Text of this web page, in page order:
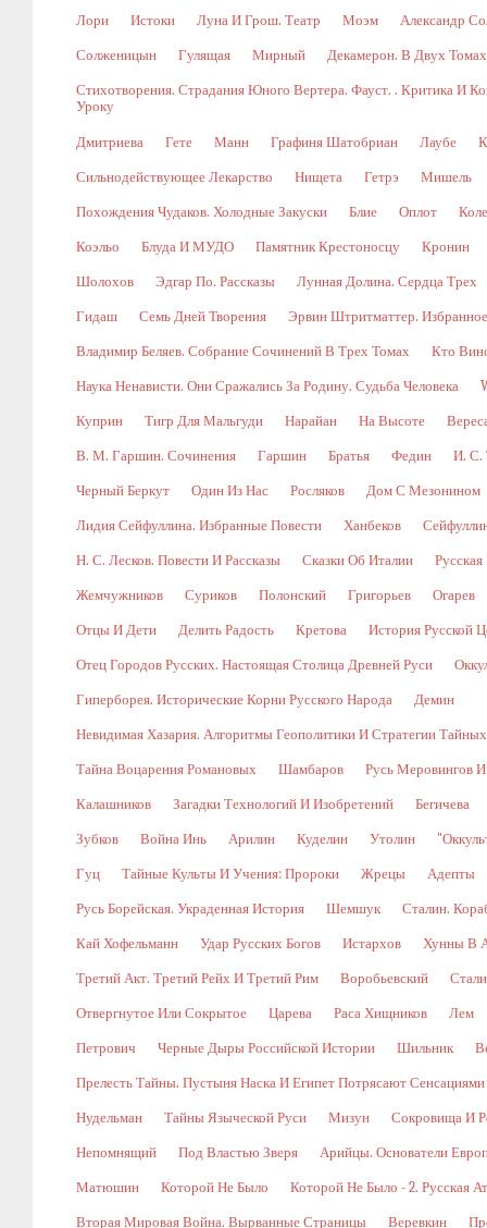
Лори Истоки Луна И Грош. Театр Моэм Александр
Солженицын Гулящая Мирный Декамерон. В Двух
Стихотворения. Страдания Юного Вертера. Фауст. . Критика И
Уроку
Дмитриева Гете Манн Графиня Шатобриан Лаубе
Сильнодействующее Лекарство Нищета Гетрэ Мишель
Похождения Чудаков. Холодные Закуски Блие Оплот
Коэльо Блуда И МУДО Памятник Крестоносцу Кронин
Шолохов Эдгар По. Рассказы Лунная Долина. Сердца Трех
Гидаш Семь Дней Творения Эрвин Штритматтер. Избранное
Владимир Беляев. Собрание Сочинений В Трех Томах Кто
Наука Ненависти. Они Сражались За Родину. Судьба Человека
Куприн Тигр Для Мальгуди Нарайан На Высоте
В. М. Гаршин. Сочинения Гаршин Братья Федин И. С.
Черный Беркут Один Из Нас Росляков Дом С Мезонином
Лидия Сейфуллина. Избранные Повести Ханбеков
Н. С. Лесков. Повести И Рассказы Сказки Об Италии
Жемчужников Суриков Полонский Григорьев Огарев
Отцы И Дети Делить Радость Кретова История Русской
Отец Городов Русских. Настоящая Столица Древней Руси
Гиперборея. Исторические Корни Русского Народа Демин
Невидимая Хазария. Алгоритмы Геополитики И Стратегии
Тайна Воцарения Романовых Шамбаров Русь Меровингов
Калашников Загадки Технологий И Изобретений Бегичева
Зубков Война Инь Арилин Куделин Утолин
Гуц Тайные Культы И Учения: Пророки Жрецы Адепты
Русь Борейская. Украденная История Шемшук Сталин.
Кай Хофельманн Удар Русских Богов Истархов Хунны В
Третий Акт. Третий Рейх И Третий Рим Воробьевский
Отвергнутое Или Сокрытое Царева Раса Хищников Лем
Петрович Черные Дыры Российской Истории Шильник
Прелесть Тайны. Пустыня Наска И Египет Потрясают Сенсациями
Нудельман Тайны Языческой Руси Мизун Сокровища И
Непомнящий Под Властью Зверя Арийцы. Основатели
Матюшин Которой Не Было Которой Не Было - 2. Русская
Вторая Мировая Война. Вырванные Страницы Веревкин